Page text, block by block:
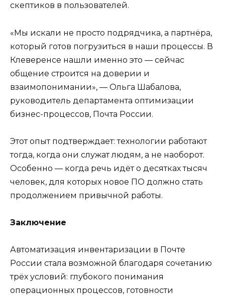
скептиков в пользователей.
«Мы искали не просто подрядчика, а партнёра,
который готов погрузиться в наши процессы. В
Клеверенсе нашли именно это — сейчас
общение строится на доверии и
взаимопонимании», — Ольга Шабалова,
руководитель департамента оптимизации
бизнес-процессов, Почта России.
Этот опыт подтверждает: технологии работают
тогда, когда они служат людям, а не наоборот.
Особенно — когда речь идёт о десятках тысяч
человек, для которых новое ПО должно стать
продолжением привычной работы.
Заключение
Автоматизация инвентаризации в Почте
России стала возможной благодаря сочетанию
трёх условий: глубокого понимания
операционных процессов, готовности